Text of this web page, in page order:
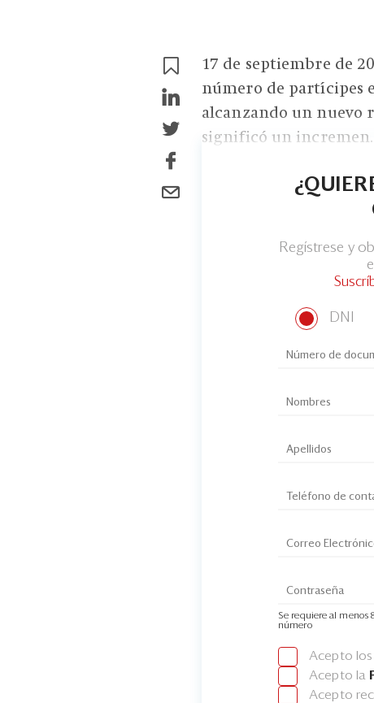
17 de septiembre de
número de partícipes
alcanzando un nuevo
significó un
Regístrese y
DNI
Se requiere al menos
número
Acepto los
Acepto la
Acepto